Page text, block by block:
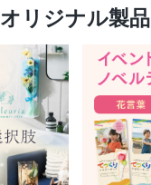
オリジナル製品